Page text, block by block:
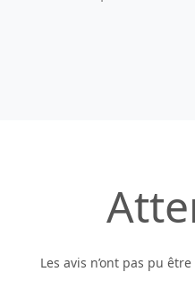
Les avis n’ont pas pu